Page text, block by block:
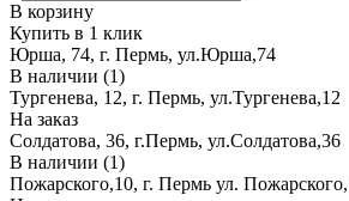
В корзину
Купить в 1 клик
Юрша, 74, г. Пермь, ул.Юрша,74
В наличии (1)
Тургенева, 12, г. Пермь, ул.Тургенева,12
На заказ
Солдатова, 36, г.Пермь, ул.Солдатова,36
В наличии (1)
Пожарского,10, г. Пермь ул.